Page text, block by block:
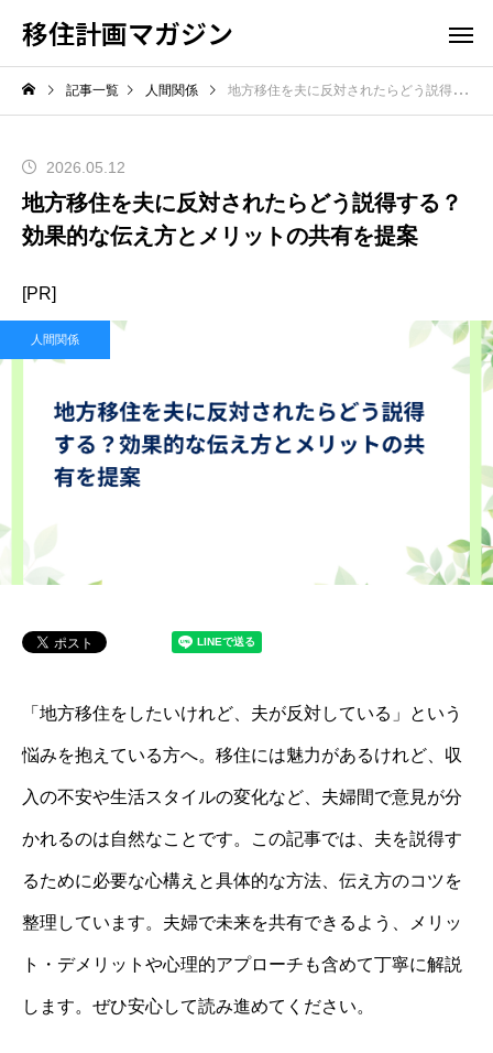
移住計画マガジン
記事一覧 人間関係 地方移住を夫に反対されたらどう説得する？効果的な伝え方とメリットの共有を提案
2026.05.12
地方移住を夫に反対されたらどう説得する？
効果的な伝え方とメリットの共有を提案
[PR]
人間関係
「地方移住をしたいけれど、夫が反対している」という
悩みを抱えている方へ。移住には魅力があるけれど、収
入の不安や生活スタイルの変化など、夫婦間で意見が分
かれるのは自然なことです。この記事では、夫を説得す
るために必要な心構えと具体的な方法、伝え方のコツを
整理しています。夫婦で未来を共有できるよう、メリッ
ト・デメリットや心理的アプローチも含めて丁寧に解説
します。ぜひ安心して読み進めてください。